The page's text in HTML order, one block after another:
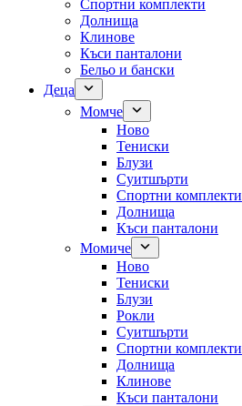
Спортни комплекти
Долнища
Клинове
Къси панталони
Бельо и бански
Деца
Момче
Ново
Тениски
Блузи
Суитшърти
Спортни комплекти
Долнища
Къси панталони
Момиче
Ново
Тениски
Блузи
Рокли
Суитшърти
Спортни комплекти
Долнища
Клинове
Къси панталони